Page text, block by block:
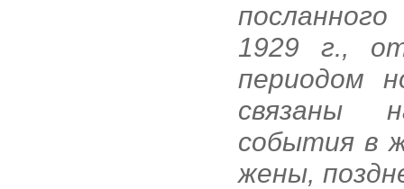
1929 г.,
периодом
связаны
события в
жены,